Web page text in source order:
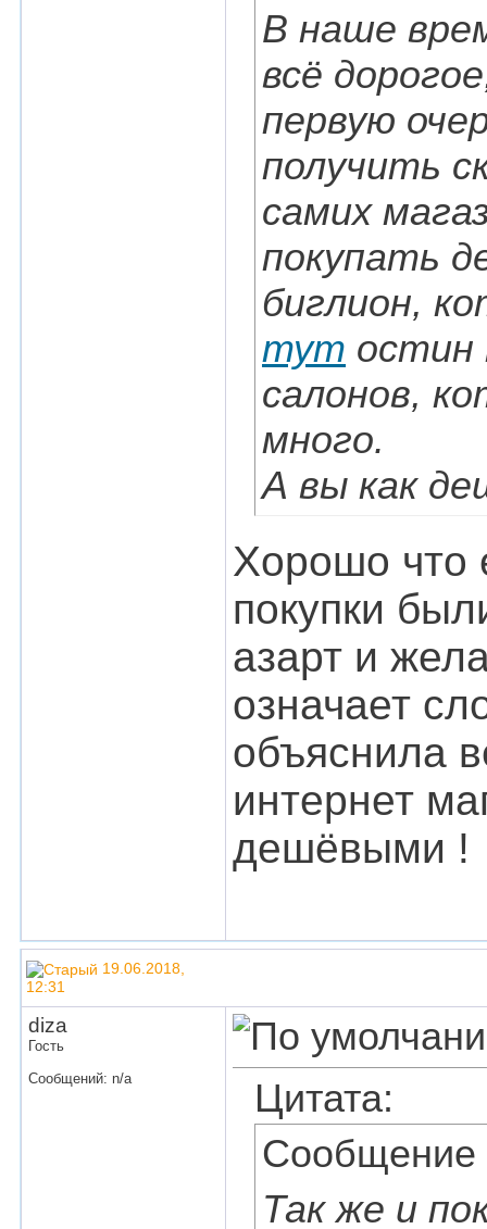
В наше
всё
первую
получить
самих
покупать
биглион,
тут остин
салонов,
много.
А вы как
Хорошо что
покупки
азарт и
означает
объяснила
интернет
дешёвыми !
19.06.2018,
12:31
diza
Гость
Сообщений: n/a
Цитата:
Сообщение
Так же и